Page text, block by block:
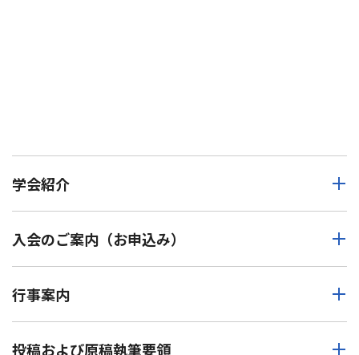
学会紹介
入会のご案内（お申込み）
行事案内
投稿および原稿執筆要領